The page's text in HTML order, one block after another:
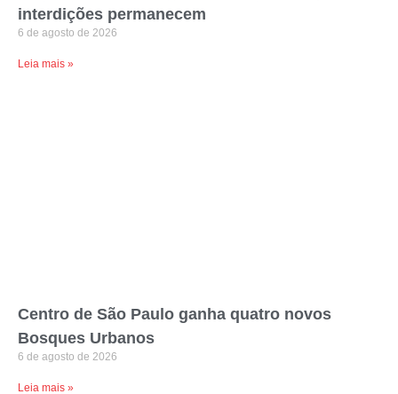
interdições permanecem
6 de agosto de 2026
Leia mais »
Centro de São Paulo ganha quatro novos
Bosques Urbanos
6 de agosto de 2026
Leia mais »